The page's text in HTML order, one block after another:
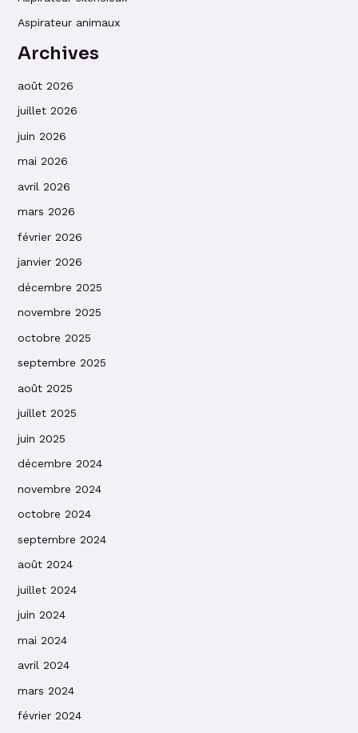
Aspirateur animaux
Archives
août 2026
juillet 2026
juin 2026
mai 2026
avril 2026
mars 2026
février 2026
janvier 2026
décembre 2025
novembre 2025
octobre 2025
septembre 2025
août 2025
juillet 2025
juin 2025
décembre 2024
novembre 2024
octobre 2024
septembre 2024
août 2024
juillet 2024
juin 2024
mai 2024
avril 2024
mars 2024
février 2024